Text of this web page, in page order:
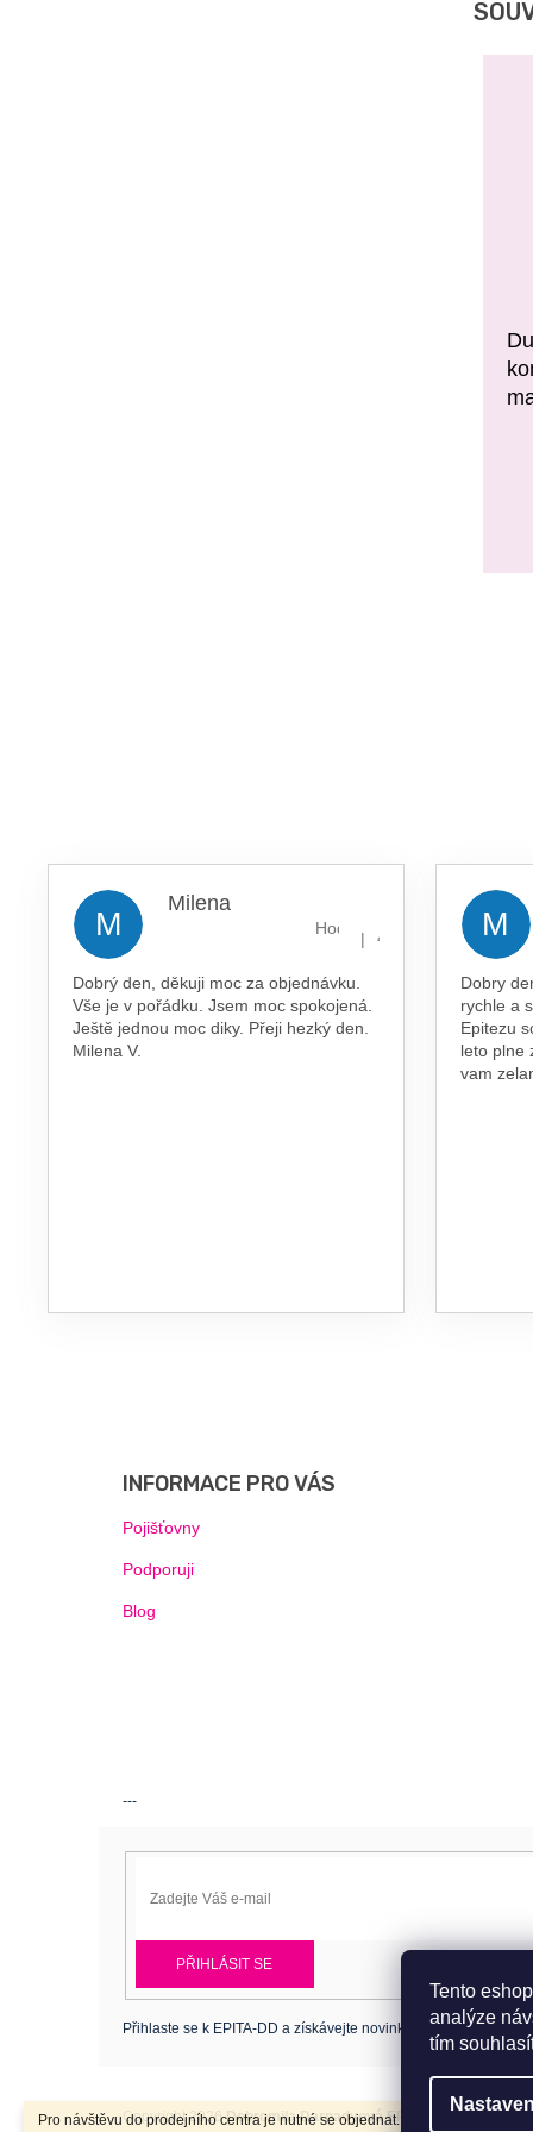
Tento
analýze
tím
Pro návštěvu do prodejního centra je nutné se objednat. Tel.: 724 486 044
M
Milena
Hodnocení obchodu je 5 z 5
| 4.8.2026
Dobrý den, děkuji moc za objednávku.
Vše je v pořádku. Jsem moc spokojená.
Ještě jednou moc diky. Přeji hezký den.
Milena V.
M
Dobry
rychle a
Epitezu
leto plne
vam
INFORMACE PRO VÁS
Pojišťovny
Podporuji
Blog
---
PŘIHLÁSIT SE
Přihlaste se k EPITA-DD a získávejte novinky jako první.
Copyright 2026Dobromila Darnadyová EPITA-DD